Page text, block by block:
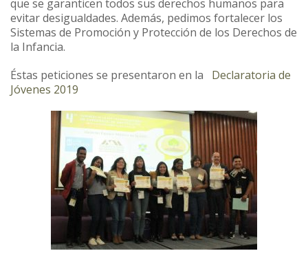
que se garanticen todos sus derechos humanos para
evitar desigualdades. Además, pedimos fortalecer los
Sistemas de Promoción y Protección de los Derechos de
la Infancia.
Éstas peticiones se presentaron en la Declaratoria de
Jóvenes 2019